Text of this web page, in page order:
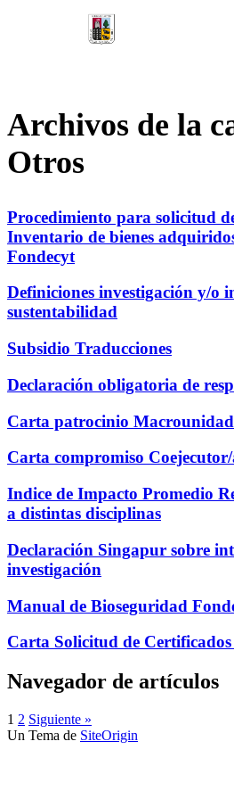
Archivos de la
Otros
Procedimiento para solicitud
Inventario de bienes
Fondecyt
Definiciones investigación y/o
sustentabilidad
Subsidio Traducciones
Declaración obligatoria de
Carta patrocinio Macrounidad
Carta compromiso
Indice de Impacto Promedio
a distintas disciplinas
Declaración Singapur sobre
investigación
Manual de Bioseguridad
Carta Solicitud de
Navegador de artículos
1 2 Siguiente »
Un Tema de SiteOrigin